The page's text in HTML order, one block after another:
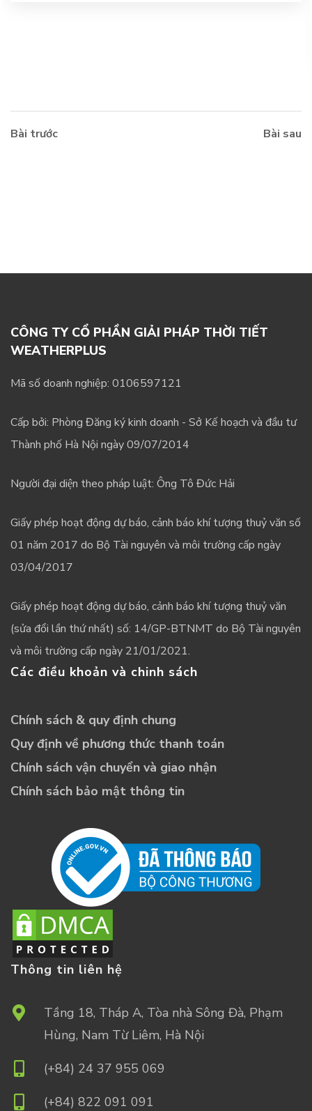
Bài trước Bài sau
CÔNG TY CỔ PHẦN GIẢI PHÁP THỜI TIẾT
WEATHERPLUS
Mã số doanh nghiệp: 0106597121
Cấp bởi: Phòng Đăng ký kinh doanh - Sở Kế hoạch và đầu tư
Thành phố Hà Nội ngày 09/07/2014
Người đại diện theo pháp luật: Ông Tô Đức Hải
Giấy phép hoạt động dự báo, cảnh báo khí tượng thuỷ văn số
01 năm 2017 do Bộ Tài nguyên và môi trường cấp ngày
03/04/2017
Giấy phép hoạt động dự báo, cảnh báo khí tượng thuỷ văn
(sửa đổi lần thứ nhất) số: 14/GP-BTNMT do Bộ Tài nguyên
và môi trường cấp ngày 21/01/2021.
Các điều khoản và chinh sách
Chính sách & quy định chung
Quy định về phương thức thanh toán
Chính sách vận chuyển và giao nhận
Chính sách bảo mật thông tin
Thông tin liên hệ
Tầng 18, Tháp A, Tòa nhà Sông Đà, Phạm
Hùng, Nam Từ Liêm, Hà Nội
(+84) 24 37 955 069
(+84) 822 091 091